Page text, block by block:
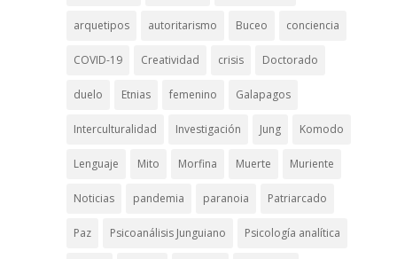
arquetipos autoritarismo Buceo conciencia
COVID-19 Creatividad crisis Doctorado
duelo Etnias femenino Galapagos
Interculturalidad Investigación Jung Komodo
Lenguaje Mito Morfina Muerte Muriente
Noticias pandemia paranoia Patriarcado
Paz Psicoanálisis Junguiano Psicología analítica